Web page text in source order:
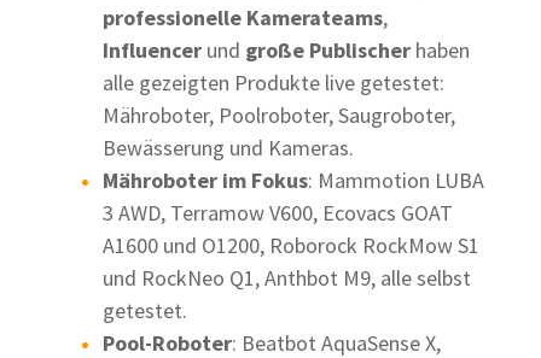
professionelle Kamerateams,
Influencer und große Publischer haben
alle gezeigten Produkte live getestet:
Mähroboter, Poolroboter, Saugroboter,
Bewässerung und Kameras.
Mähroboter im Fokus: Mammotion LUBA
3 AWD, Terramow V600, Ecovacs GOAT
A1600 und O1200, Roborock RockMow S1
und RockNeo Q1, Anthbot M9, alle selbst
getestet.
Pool-Roboter: Beatbot AquaSense X,